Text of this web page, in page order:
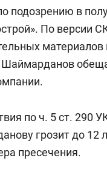
подозрению в
По версии
Шаймарданов
по ч. 5 ст. 290
грозит до 12
пресечения.